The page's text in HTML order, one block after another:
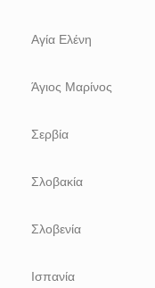
Αγία Ελένη
Άγιος Μαρίνος
Σερβία
Σλοβακία
Σλοβενία
Ισπανία